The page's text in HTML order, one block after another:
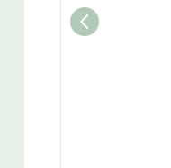
Wedget